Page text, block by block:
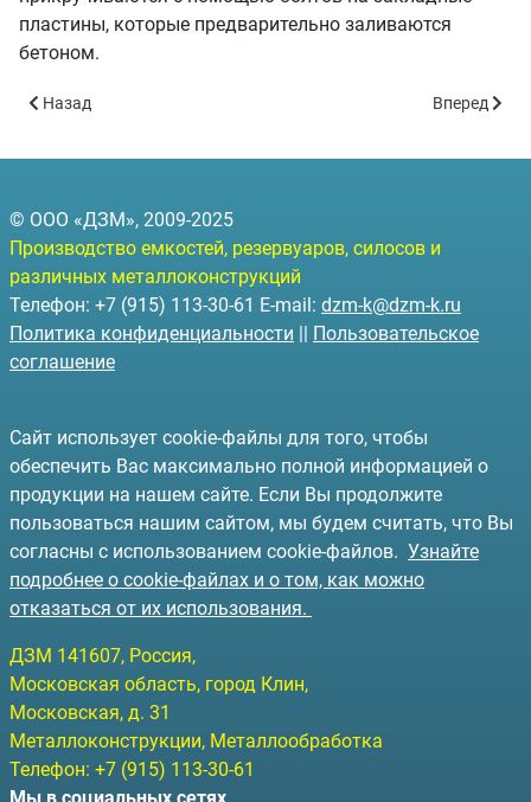
пластины, которые предварительно заливаются
бетоном.
Предыдущий: Силос стальной объёмом 120 куб.м.
Назад Вперед
© ООО «ДЗМ», 2009-2025
Производство емкостей, резервуаров, силосов и
различных металлоконструкций
Телефон: +7 (915) 113-30-61 E-mail: dzm-k@dzm-k.ru
Политика конфиденциальности
Пользовательское
соглашение
Сайт использует cookie-файлы для того, чтобы
обеспечить Вас максимально полной информацией о
продукции на нашем сайте. Если Вы продолжите
пользоваться нашим сайтом, мы будем считать, что Вы
согласны с использованием cookie-файлов. Узнайте
подробнее о cookie-файлах и о том, как можно
отказаться от их использования.
ДЗМ 141607, Россия,
Московская область, город Клин,
Московская, д. 31
Металлоконструкции, Металлообработка
Телефон: +7 (915) 113-30-61